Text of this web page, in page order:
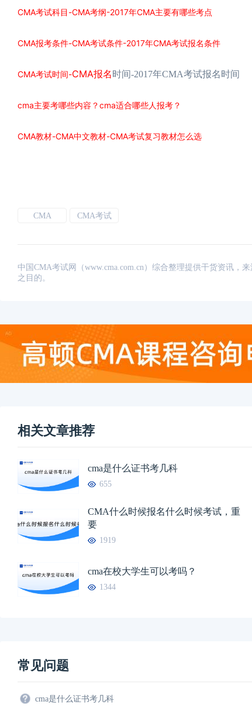
CMA考试科目-CMA考纲-2017年CMA主要有哪些考点
CMA报考条件-CMA考试条件-2017年CMA考试报名条件
CMA考试时间-CMA报名时间-2017年CMA考试报名时间
cma主要考哪些内容？cma适合哪些人报考？
CMA教材-CMA中文教材-CMA考试复习教材怎么选
CMA CMA考试
中国CMA考试网（www.cma.com.cn）综合整理提供干货资讯
之目的。
相关文章推荐
cma是什么证书考几科
655
CMA什么时候报名什么时候考试，重
要
1919
cma在校大学生可以考吗？
1344
常见问题
cma是什么证书考几科